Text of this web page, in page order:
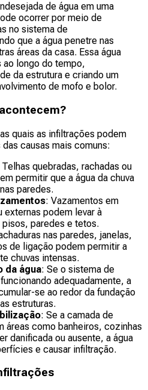
de água em uma
ocorrer por meio de
no sistema de
que a água penetre nas
áreas da casa. Essa água
ao longo do tempo,
da estrutura e criando um
de mofo e bolor.
quais as infiltrações podem
causas mais comuns:
Telhas quebradas, rachadas ou
permitir que a água da chuva
paredes.
: Vazamentos em
externas podem levar à
paredes e tetos.
nas paredes, janelas,
de ligação podem permitir a
chuvas intensas.
da água: Se o sistema de
adequadamente, a
se ao redor da fundação
estruturas.
: Se a camada de
áreas como banheiros, cozinhas
danificada ou ausente, a água
e causar infiltração.